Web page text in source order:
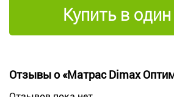
Купить в
Отзывы о «Матрас Dimax